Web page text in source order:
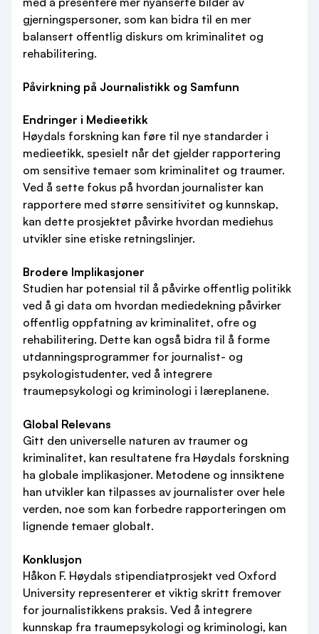
gjerningspersoner, som kan bidra til en mer
balansert offentlig diskurs om kriminalitet og
rehabilitering.
Påvirkning på Journalistikk og Samfunn
Endringer i Medieetikk
Høydals forskning kan føre til nye standarder i
medieetikk, spesielt når det gjelder rapportering
om sensitive temaer som kriminalitet og traumer.
Ved å sette fokus på hvordan journalister kan
rapportere med større sensitivitet og kunnskap,
kan dette prosjektet påvirke hvordan mediehus
utvikler sine etiske retningslinjer.
Brodere Implikasjoner
Studien har potensial til å påvirke offentlig politikk
ved å gi data om hvordan mediedekning påvirker
offentlig oppfatning av kriminalitet, ofre og
rehabilitering. Dette kan også bidra til å forme
utdanningsprogrammer for journalist- og
psykologistudenter, ved å integrere
traumepsykologi og kriminologi i læreplanene.
Global Relevans
Gitt den universelle naturen av traumer og
kriminalitet, kan resultatene fra Høydals forskning
ha globale implikasjoner. Metodene og innsiktene
han utvikler kan tilpasses av journalister over hele
verden, noe som kan forbedre rapporteringen om
lignende temaer globalt.
Konklusjon
Håkon F. Høydals stipendiatprosjekt ved Oxford
University representerer et viktig skritt fremover
for journalistikkens praksis. Ved å integrere
kunnskap fra traumepsykologi og kriminologi, kan